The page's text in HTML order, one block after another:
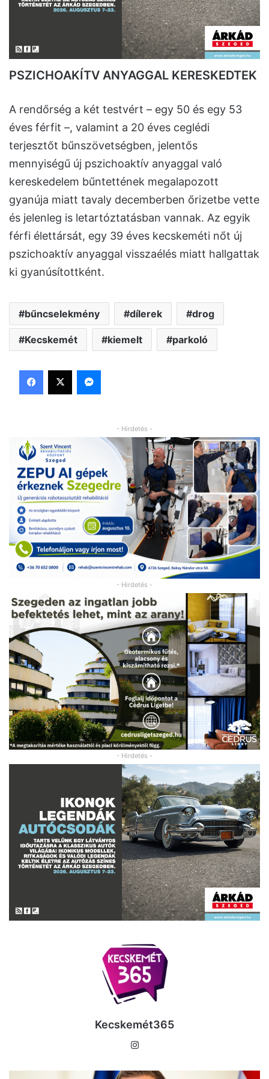
PSZICHOAKÍTV ANYAGGAL KERESKEDTEK
A rendőrség a két testvért – egy 50 és egy 53
éves férfit –, valamint a 20 éves ceglédi
terjesztőt bűnszövetségben, jelentős
mennyiségű új pszichoaktív anyaggal való
kereskedelem bűntettének megalapozott
gyanúja miatt tavaly decemberben őrizetbe vette
és jelenleg is letartóztatásban vannak. Az egyik
férfi élettársát, egy 39 éves kecskeméti nőt új
pszichoaktív anyaggal visszaélés miatt hallgattak
ki gyanúsítottként.
bűncselekmény dílerek drog
Kecskemét kiemelt parkoló
Facebook
X Messenger
- Hirdetés -
- Hirdetés -
- Hirdetés -
Kecskemét365